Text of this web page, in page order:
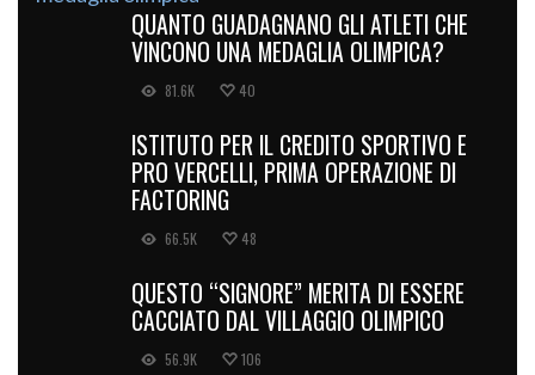
QUANTO GUADAGNANO GLI ATLETI CHE
VINCONO UNA MEDAGLIA OLIMPICA?
81.6K 40
ISTITUTO PER IL CREDITO SPORTIVO E
PRO VERCELLI, PRIMA OPERAZIONE DI
FACTORING
66.5K 48
QUESTO “SIGNORE” MERITA DI ESSERE
CACCIATO DAL VILLAGGIO OLIMPICO
56.9K 106